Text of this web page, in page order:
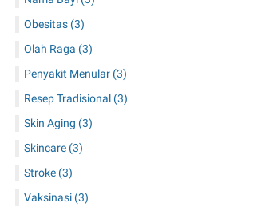
Obesitas (3)
Olah Raga (3)
Penyakit Menular (3)
Resep Tradisional (3)
Skin Aging (3)
Skincare (3)
Stroke (3)
Vaksinasi (3)